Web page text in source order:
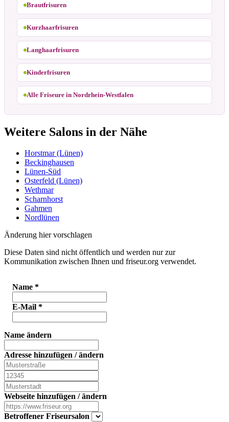
Brautfrisuren
Kurzhaarfrisuren
Langhaarfrisuren
Kinderfrisuren
Alle Friseure in Nordrhein-Westfalen
Weitere Salons in der Nähe
Horstmar (Lünen)
Beckinghausen
Lünen-Süd
Osterfeld (Lünen)
Wethmar
Scharnhorst
Gahmen
Nordlünen
Änderung hier vorschlagen
Diese Daten sind nicht öffentlich und werden nur zur
Kommunikation zwischen Ihnen und friseur.org verwendet.
Name *
E-Mail *
Name ändern
Adresse hinzufügen / ändern
Webseite hinzufügen / ändern
Betroffener Friseursalon